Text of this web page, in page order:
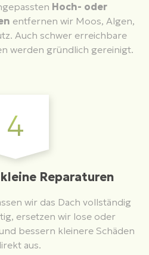
Hoch- oder
entfernen wir Moos, Algen,
Auch schwer erreichbare
werden gründlich gereinigt.
4
Reparaturen
wir das Dach vollständig
ersetzen wir lose oder
bessern kleinere Schäden
aus.